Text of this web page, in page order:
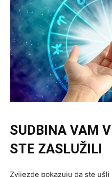
SUDBINA VAM
STE ZASLUŽILI
Zvijezde pokazuju da ste